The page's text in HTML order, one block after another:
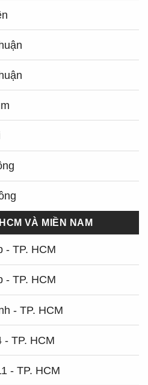
VÀ MIỀN NAM
- TP. HCM
- TP. HCM
- TP. HCM
- TP. HCM
- TP. HCM